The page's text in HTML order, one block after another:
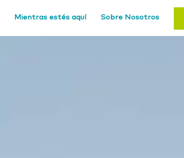
Mientras estés aquí Sobre Nosotros